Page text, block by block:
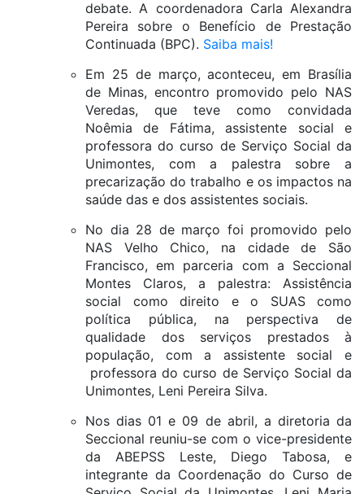
debate. A coordenadora Carla Alexandra
Pereira sobre o Benefício de Prestação
Continuada (BPC). Saiba mais!
Em 25 de março, aconteceu, em Brasília
de Minas, encontro promovido pelo NAS
Veredas, que teve como convidada
Noêmia de Fátima, assistente social e
professora do curso de Serviço Social da
Unimontes, com a palestra sobre a
precarização do trabalho e os impactos na
saúde das e dos assistentes sociais.
No dia 28 de março foi promovido pelo
NAS Velho Chico, na cidade de São
Francisco, em parceria com a Seccional
Montes Claros, a palestra: Assistência
social como direito e o SUAS como
política pública, na perspectiva de
qualidade dos serviços prestados à
população, com a assistente social e
professora do curso de Serviço Social da
Unimontes, Leni Pereira Silva.
Nos dias 01 e 09 de abril, a diretoria da
Seccional reuniu-se com o vice-presidente
da ABEPSS Leste, Diego Tabosa, e
integrante da Coordenação do Curso de